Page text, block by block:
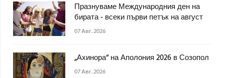
Празнуваме Международния ден на
бирата - всеки първи петък на август
07 Авг. 2026
„Ахинора“ на Аполония 2026 в Созопол
07 Авг. 2026